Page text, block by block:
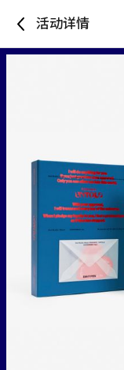
活动详情